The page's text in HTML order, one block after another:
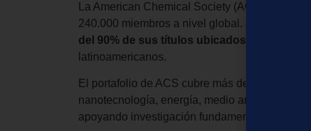
La American Chemical Society (ACS) es la
240.000 miembros a nivel global.
A través
del 90% de sus títulos ubicados en Q1 y Q2
latinoamericanos.
El portafolio de ACS cubre más de 20 áreas
nanotecnología, energía, medio ambiente,
apoyando investigación fundamental y